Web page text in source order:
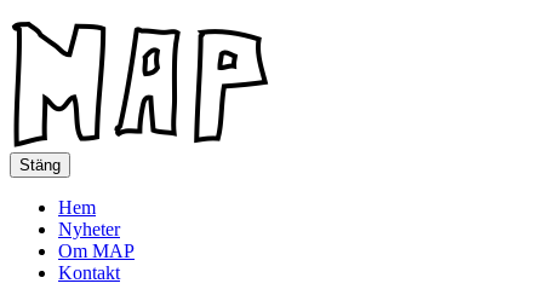
Stäng
Hem
Nyheter
Om MAP
Kontakt